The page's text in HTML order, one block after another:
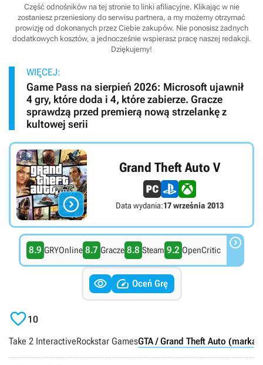
Część odnośników na tej stronie to linki afiliacyjne. Klikając w nie
zostaniesz przeniesiony do serwisu partnera, a my możemy otrzymać
prowizję od dokonanych przez Ciebie zakupów. Nie ponosisz żadnych
dodatkowych kosztów, a jednocześnie wspierasz pracę naszej redakcji.
Dziękujemy!
WIĘCEJ:
Game Pass na sierpień 2026: Microsoft ujawnił
4 gry, które doda i 4, które zabierze. Gracze
sprawdzą przed premierą nową strzelankę z
kultowej serii

Grand Theft Auto V
Data wydania:17 września 2013
8.9 GRYOnline 8.7 Gracze 8.8 Steam 9.2 OpenCritic 
  Oceń Grę
10
Take 2 InteractiveRockstar GamesGTA / Grand Theft Auto (marka)